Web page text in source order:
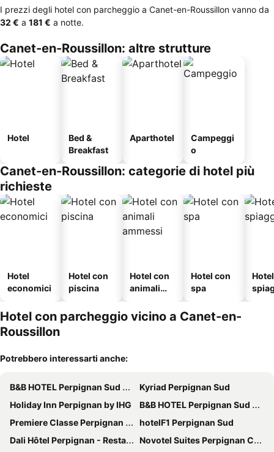
I prezzi degli hotel con parcheggio a Canet-en-Roussillon vanno da
‎32 € a ‎181 € a notte.
Canet-en-Roussillon: altre strutture
Hotel
Bed &
Breakfast
Aparthotel
Campeggi
o
Canet-en-Roussillon: categorie di hotel più
richieste
Hotel
economici
Hotel con
piscina
Hotel con
animali
Hotel con
spa
Hotel con parcheggio vicino a Canet-en-
Roussillon
Potrebbero interessarti anche:
B&B HOTEL Perpignan Sud Marché International
Kyriad Perpignan Sud
Holiday Inn Perpignan by IHG
B&B HOTEL Perpignan Sud Porte d'Espagne
Premiere Classe Perpignan Sud
hotelF1 Perpignan Sud
Dali Hôtel Perpignan - Restaurant
Novotel Suites Perpignan Centre